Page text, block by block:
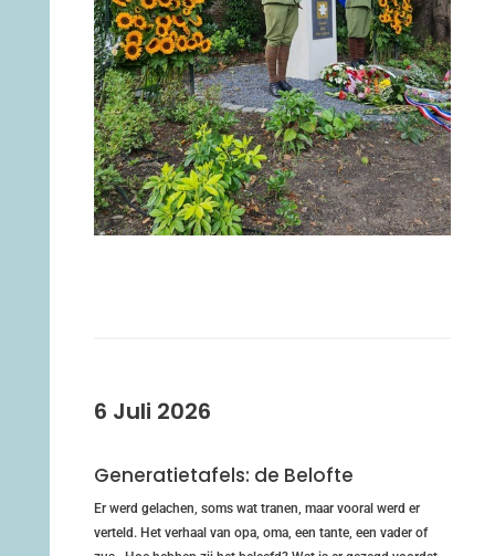
6 Juli 2026
Generatietafels: de Belofte
Er werd gelachen, soms wat tranen, maar vooral werd er
verteld. Het verhaal van opa, oma, een tante, een vader of